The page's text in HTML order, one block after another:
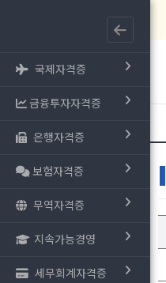
국제자격증
금융투자자격증
은행자격증
보험자격증
무역자격증
지속가능경영
세무회계자격증